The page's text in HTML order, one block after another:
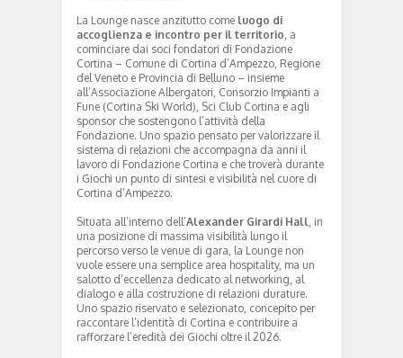
La Lounge nasce anzitutto come luogo di
accoglienza e incontro per il territorio, a
cominciare dai soci fondatori di Fondazione
Cortina – Comune di Cortina d’Ampezzo, Regione
del Veneto e Provincia di Belluno – insieme
all’Associazione Albergatori, Consorzio Impianti a
Fune (Cortina Ski World), Sci Club Cortina e agli
sponsor che sostengono l’attività della
Fondazione. Uno spazio pensato per valorizzare il
sistema di relazioni che accompagna da anni il
lavoro di Fondazione Cortina e che troverà durante
i Giochi un punto di sintesi e visibilità nel cuore di
Cortina d’Ampezzo.
Situata all’interno dell’Alexander Girardi Hall, in
una posizione di massima visibilità lungo il
percorso verso le venue di gara, la Lounge non
vuole essere una semplice area hospitality, ma un
salotto d’eccellenza dedicato al networking, al
dialogo e alla costruzione di relazioni durature.
Uno spazio riservato e selezionato, concepito per
raccontare l’identità di Cortina e contribuire a
rafforzare l’eredità dei Giochi oltre il 2026.